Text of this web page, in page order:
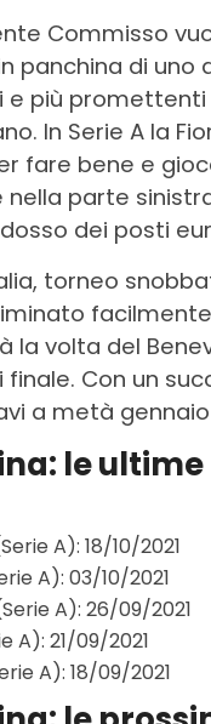
Commisso
panchina di uno
e più promettenti
In Serie A la
fare bene e
parte
dei posti
torneo
la volta del
Con un
a metà gennaio
le ultime
A): 18/10/2021
A): 03/10/2021
A): 26/09/2021
A): 21/09/2021
A): 18/09/2021